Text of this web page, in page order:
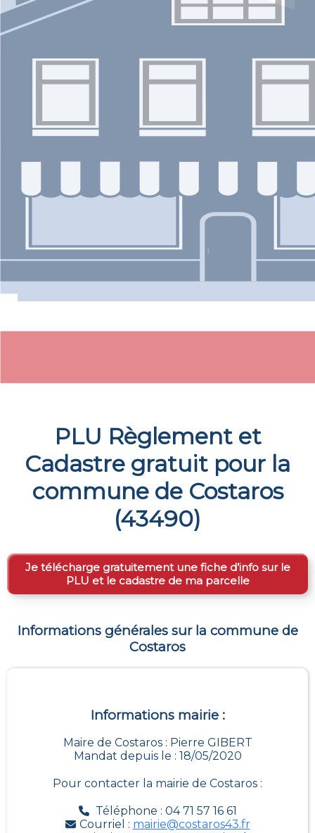
PLU Règlement et
Cadastre gratuit pour la
commune de Costaros
(43490)
Je télécharge gratuitement une fiche d’info sur le
PLU et le cadastre de ma parcelle
Informations générales sur la commune de
Costaros
Informations mairie :
Maire de Costaros : Pierre GIBERT
Mandat depuis le : 18/05/2020
Pour contacter la mairie de Costaros :
Téléphone : 04 71 57 16 61
Courriel : mairie@costaros43.fr